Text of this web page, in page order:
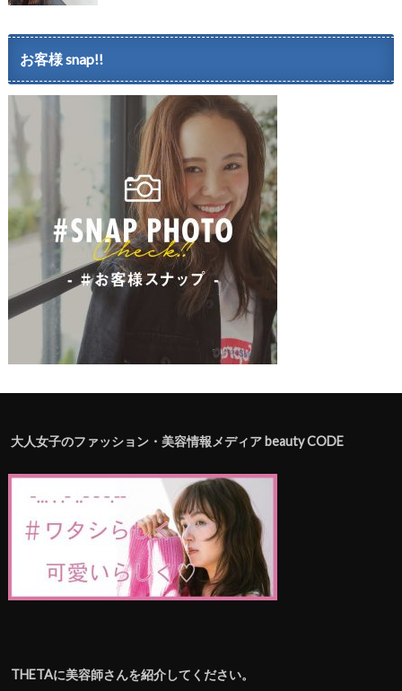
お客様 snap!!
大人女子のファッション・美容情報メディア beauty CODE
THETAに美容師さんを紹介してください。